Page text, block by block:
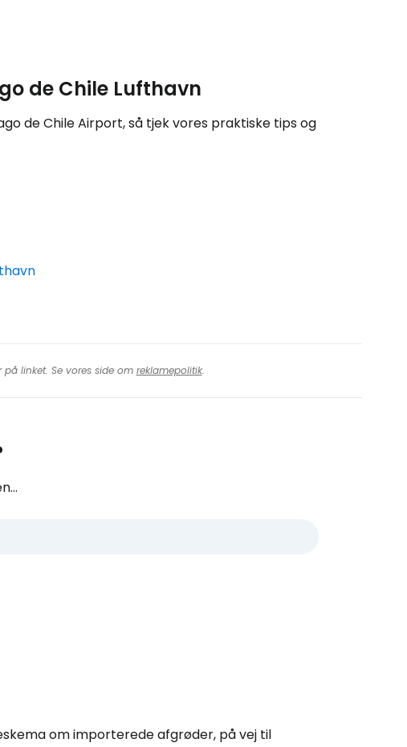
de Chile Lufthavn
de Chile Airport, så tjek vores praktiske tips og
linket. Se vores side om reklamepolitik.
om importerede afgrøder, på vej til
Fortsæt med Facebook